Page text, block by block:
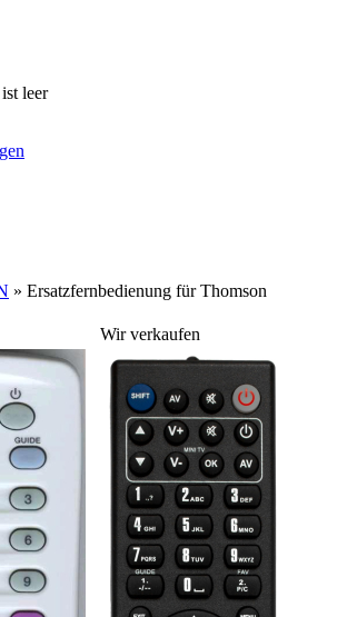
leer
» Ersatzfernbedienung für Thomson
Wir verkaufen